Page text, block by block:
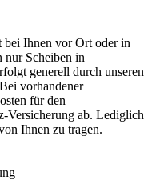
bei Ihnen vor Ort oder in
nur Scheiben in
generell durch unseren
vorhandener
für den
Versicherung ab. Lediglich
Ihnen zu tragen.